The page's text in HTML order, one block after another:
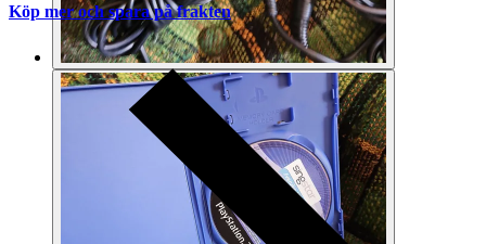
Köp mer och spara på frakten